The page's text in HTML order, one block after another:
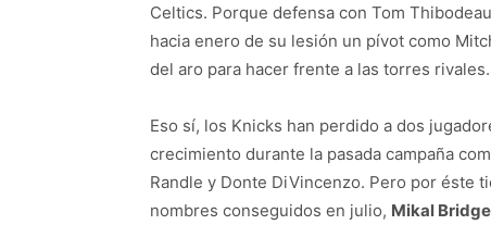
Celtics. Porque defensa con Tom
hacia enero de su lesión un pívot como
del aro para hacer frente a las torres rivales.
Eso sí, los Knicks han perdido a dos
crecimiento durante la pasada campaña
Randle y Donte DiVincenzo. Pero por éste
nombres conseguidos en julio, Mikal